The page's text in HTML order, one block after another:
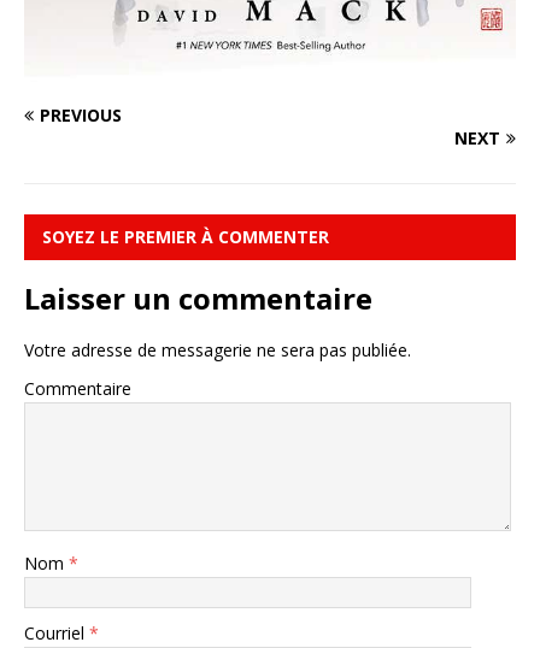
PREVIOUS
NEXT
SOYEZ LE PREMIER À COMMENTER
Laisser un commentaire
Votre adresse de messagerie ne sera pas publiée.
Commentaire
Nom *
Courriel *